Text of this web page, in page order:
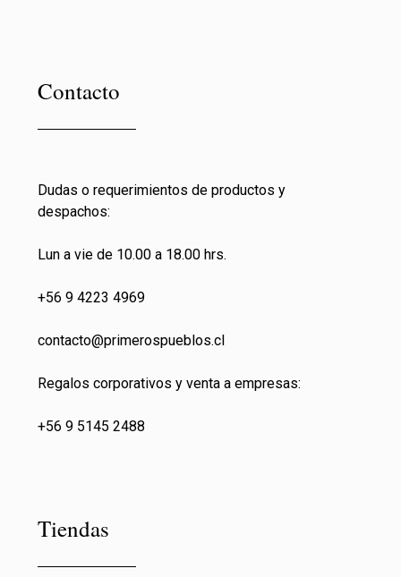
Contacto
Dudas o requerimientos de productos y
despachos:
Lun a vie de 10.00 a 18.00 hrs.
+56 9 4223 4969
contacto@primerospueblos.cl
Regalos corporativos y venta a empresas:
+56 9 5145 2488
Tiendas